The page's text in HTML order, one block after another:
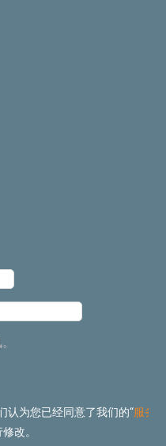
认为您已经同意了我们的“服务
改。